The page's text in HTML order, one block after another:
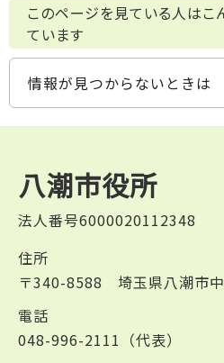
このページを見ている人はこ
ています
情報が見つからないときは
八潮市役所
法人番号6000020112348
住所
〒340-8588 埼玉県八潮市
電話
048-996-2111（代表）